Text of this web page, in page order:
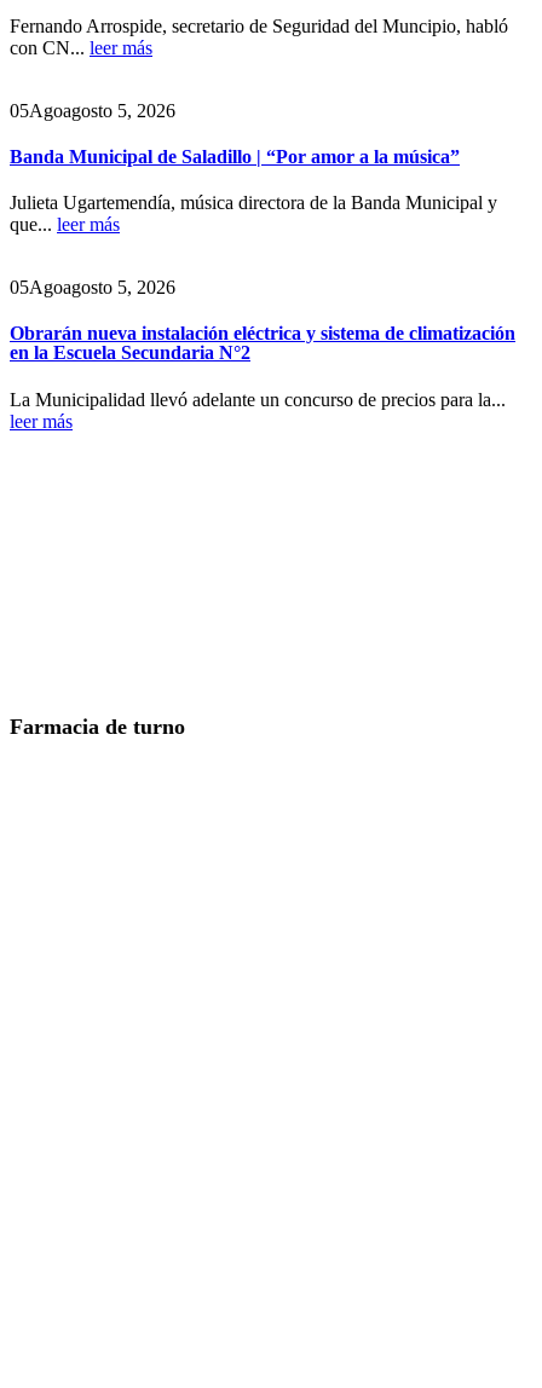
Fernando Arrospide, secretario de Seguridad del Muncipio, habló
con CN... leer más
05Agoagosto 5, 2026
Banda Municipal de Saladillo | “Por amor a la música”
Julieta Ugartemendía, música directora de la Banda Municipal y
que... leer más
05Agoagosto 5, 2026
Obrarán nueva instalación eléctrica y sistema de climatización
en la Escuela Secundaria N°2
La Municipalidad llevó adelante un concurso de precios para la...
leer más
Farmacia de turno